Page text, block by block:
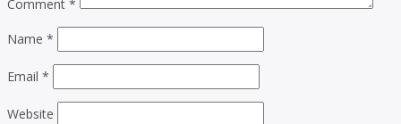
Comment *
Name *
Email *
Website